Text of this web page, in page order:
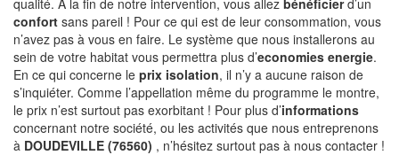
confort sans pareil ! Pour ce qui est de leur consommation, vous
n’avez pas à vous en faire. Le système que nous installerons au
sein de votre habitat vous permettra plus d’economies energie.
En ce qui concerne le prix isolation, il n’y a aucune raison de
s’inquiéter. Comme l’appellation même du programme le montre,
le prix n’est surtout pas exorbitant ! Pour plus d’informations
concernant notre société, ou les activités que nous entreprenons
à DOUDEVILLE (76560) , n’hésitez surtout pas à nous contacter !